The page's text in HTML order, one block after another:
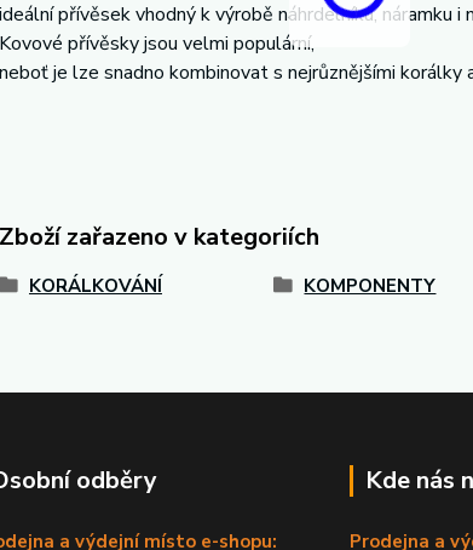
ideální přívěsek vhodný k výrobě náhrdelníku, náramku i
Kovové přívěsky jsou velmi populární,
neboť je lze snadno kombinovat s nejrůznějšími korálky
Zboží zařazeno v kategoriích
KORÁLKOVÁNÍ KOMPONENTY
odběry
a výdejní místo e-shopu:
Kde nás
Prodejna a